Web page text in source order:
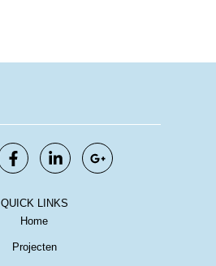
QUICK LINKS
Home
Projecten